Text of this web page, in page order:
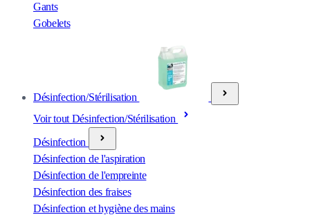
Gants
Gobelets
Désinfection/Stérilisation
Voir tout Désinfection/Stérilisation
Désinfection
Désinfection de l'aspiration
Désinfection de l'empreinte
Désinfection des fraises
Désinfection et hygiène des mains